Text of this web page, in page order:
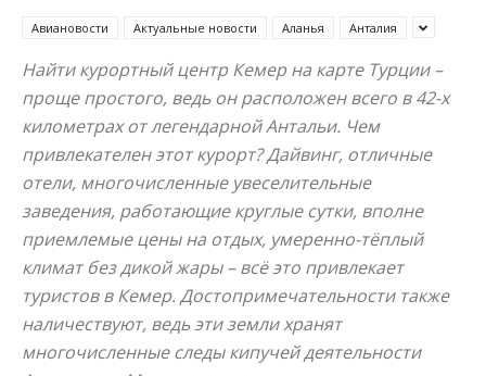
Авиановости Актуальные новости Аланья Анталия
Найти курортный центр Кемер на карте Турции –
проще простого, ведь он расположен всего в 42-х
километрах от легендарной Антальи. Чем
привлекателен этот курорт? Дайвинг, отличные
отели, многочисленные увеселительные
заведения, работающие круглые сутки, вполне
приемлемые цены на отдых, умеренно-тёплый
климат без дикой жары – всё это привлекает
туристов в Кемер. Достопримечательности также
наличествуют, ведь эти земли хранят
многочисленные следы кипучей деятельности